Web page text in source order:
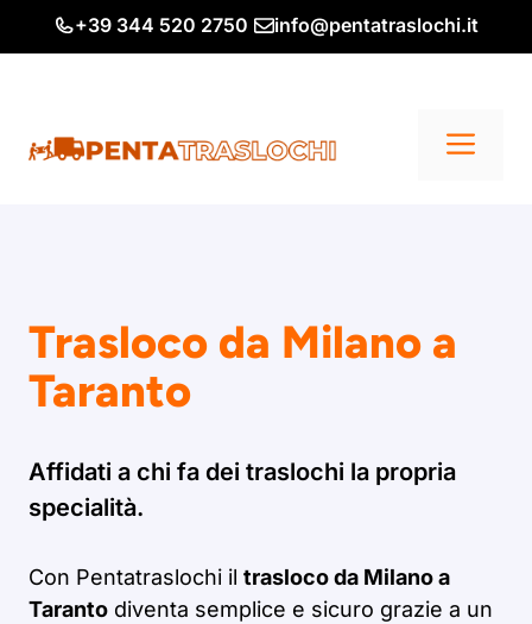
+39 344 520 2750 info@pentatraslochi.it
Trasloco da Milano a
Taranto
Affidati a chi fa dei traslochi la propria
specialità.
Con Pentatraslochi il trasloco da Milano a
Taranto diventa semplice e sicuro grazie a un